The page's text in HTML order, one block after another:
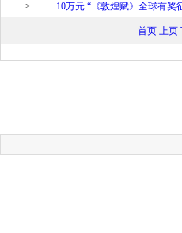
>
10万元 “《敦煌赋》全球有奖
首页 上页